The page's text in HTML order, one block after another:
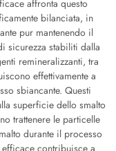
affronta questo
bilanciata, in
pur mantenendo il
sicurezza stabiliti dalla
remineralizzanti, tra
effettivamente a
sbiancante. Questi
superficie dello smalto
trattenere le particelle
durante il processo
contribuisce a